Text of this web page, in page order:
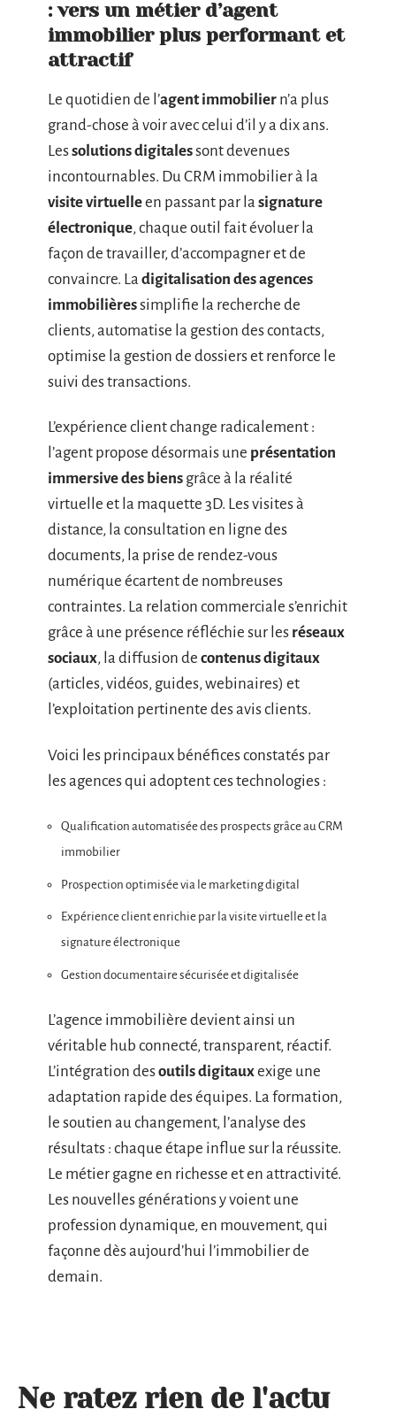
: vers un métier d’agent
immobilier plus performant et
attractif
Le quotidien de l’agent immobilier n’a plus
grand-chose à voir avec celui d’il y a dix ans.
Lessolutions digitalessont devenues
incontournables. Du CRM immobilier à la
visite virtuelleen passant par la signature
électronique, chaque outil fait évoluer la
façon de travailler, d’accompagner et de
convaincre. La digitalisation des agences
immobilièressimplifie la recherche de
clients, automatise la gestion des contacts,
optimise la gestion de dossiers et renforce le
suivi des transactions.
L’expérience client change radicalement :
l’agent propose désormais une présentation
immersive des biens grâce à la réalité
virtuelle et la maquette 3D. Les visites à
distance, la consultation en ligne des
documents, la prise de rendez-vous
numérique écartent de nombreuses
contraintes. La relation commerciale s’enrichit
grâce à une présence réfléchie sur les réseaux
sociaux, la diffusion de contenus digitaux
(articles, vidéos, guides, webinaires) et
l’exploitation pertinente des avis clients.
Voici les principaux bénéfices constatés par
les agences qui adoptent ces technologies :
Qualification automatisée des prospects grâce au CRM
immobilier
Prospection optimisée via le marketing digital
Expérience client enrichie par la visite virtuelle et la
signature électronique
Gestion documentaire sécurisée et digitalisée
L’agence immobilière devient ainsi un
véritable hub connecté, transparent, réactif.
L’intégration desoutils digitauxexige une
adaptation rapide des équipes. La formation,
le soutien au changement, l’analyse des
résultats : chaque étape influe sur la réussite.
Le métier gagne en richesse et en attractivité.
Les nouvelles générations y voient une
profession dynamique, en mouvement, qui
façonne dès aujourd’hui l’immobilier de
demain.
Ne ratez rien de l'actu